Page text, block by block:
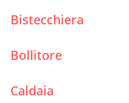
Bistecchiera
Bollitore
Caldaia